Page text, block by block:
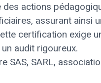
des actions
assurant ainsi
certification exige
audit rigoureux.
SAS, SARL,